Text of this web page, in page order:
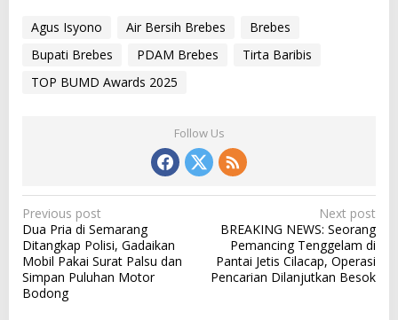
Agus Isyono Air Bersih Brebes
Brebes
Bupati Brebes
PDAM Brebes
Tirta Baribis
TOP BUMD Awards 2025
Follow Us
P
o
s
t
Previous post
Dua Pria di Semarang
Ditangkap Polisi, Gadaikan
Mobil Pakai Surat Palsu dan
Simpan Puluhan Motor
Bodong
Next post
BREAKING NEWS: Seorang
Pemancing Tenggelam di
Pantai Jetis Cilacap, Operasi
Pencarian Dilanjutkan Besok